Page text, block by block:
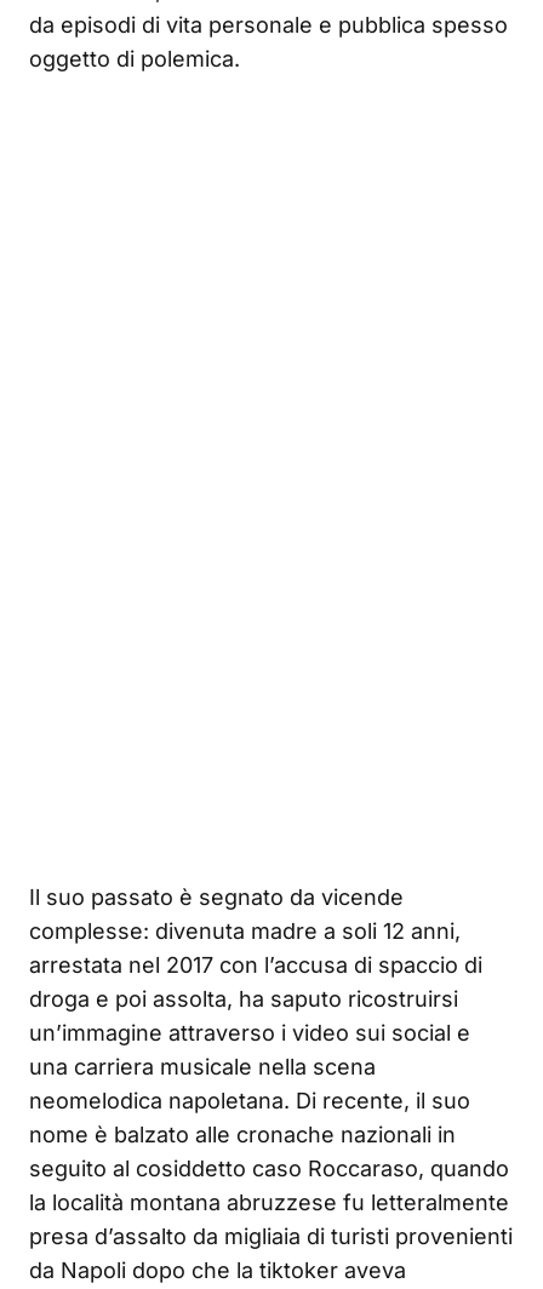
da episodi di vita personale e pubblica spesso
oggetto di polemica.
Il suo passato è segnato da vicende
complesse: divenuta madre a soli 12 anni,
arrestata nel 2017 con l’accusa di spaccio di
droga e poi assolta, ha saputo ricostruirsi
un’immagine attraverso i video sui social e
una carriera musicale nella scena
neomelodica napoletana. Di recente, il suo
nome è balzato alle cronache nazionali in
seguito al cosiddetto caso Roccaraso, quando
la località montana abruzzese fu letteralmente
presa d’assalto da migliaia di turisti provenienti
da Napoli dopo che la tiktoker aveva